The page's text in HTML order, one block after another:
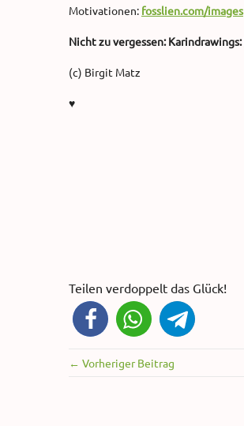
Motivationen: fosslien.com/images
Nicht zu vergessen: Karindrawings:
(c) Birgit Matz
♥
Teilen verdoppelt das Glück!
← Vorheriger Beitrag